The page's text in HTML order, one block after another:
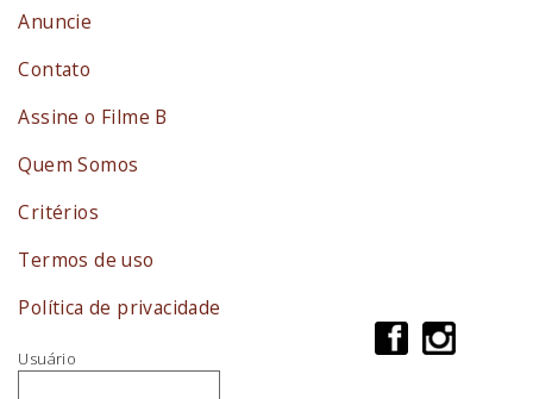
Anuncie
Contato
Assine o Filme B
Quem Somos
Critérios
Termos de uso
Política de privacidade
Usuário